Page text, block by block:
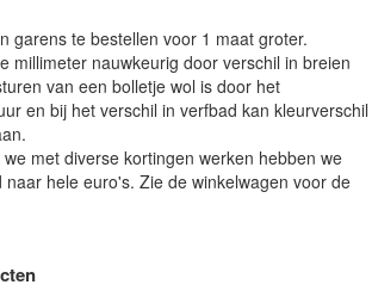
garens te bestellen voor 1 maat groter.
millimeter nauwkeurig door verschil in breien
van een bolletje wol is door het
en bij het verschil in verfbad kan kleurverschil
we met diverse kortingen werken hebben we
hele euro's. Zie de winkelwagen voor de